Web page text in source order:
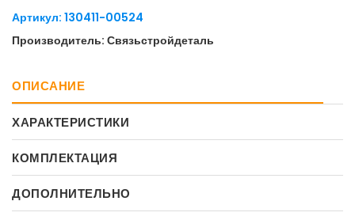
Артикул: 130411-00524
Производитель: Связьстройдеталь
ОПИСАНИЕ
ХАРАКТЕРИСТИКИ
КОМПЛЕКТАЦИЯ
ДОПОЛНИТЕЛЬНО